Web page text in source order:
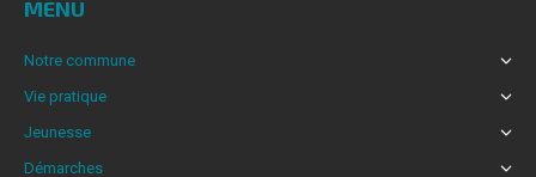
MENU
Notre commune
Vie pratique
Jeunesse
Démarches